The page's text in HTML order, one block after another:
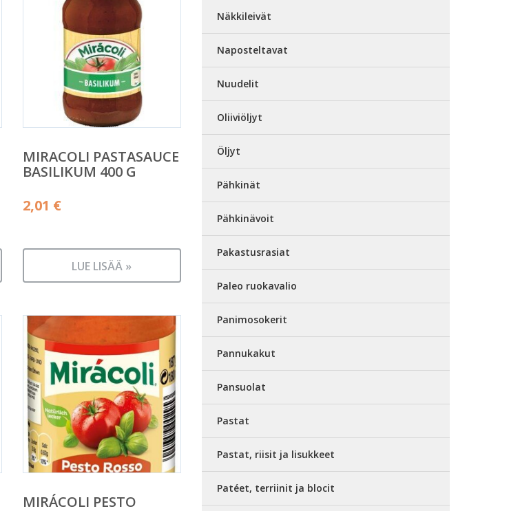
MIRACOLI PASTASAUCE
BASILIKUM 400 G
2,01 €
LUE LISÄÄ »
MIRÁCOLI PESTO
Näkkileivät
Naposteltavat
Nuudelit
Oliiviöljyt
Öljyt
Pähkinät
Pähkinävoit
Pakastusrasiat
Paleo ruokavalio
Panimosokerit
Pannukakut
Pansuolat
Pastat
Pastat, riisit ja lisukkeet
Patéet, terriinit ja blocit